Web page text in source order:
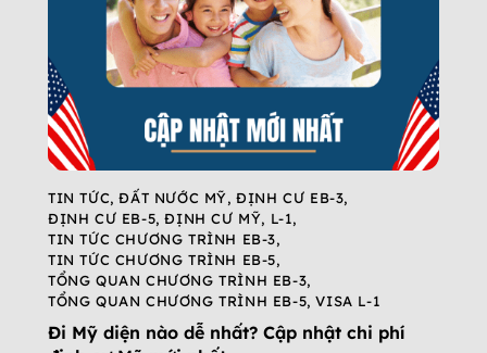
TIN TỨC,ĐẤT NƯỚC MỸ,ĐỊNH CƯ EB-3,
ĐỊNH CƯ EB-5,ĐỊNH CƯ MỸ, L-1,
TIN TỨC CHƯƠNG TRÌNH EB-3,
TIN TỨC CHƯƠNG TRÌNH EB-5,
TỔNG QUAN CHƯƠNG TRÌNH EB-3,
TỔNG QUAN CHƯƠNG TRÌNH EB-5,VISA L-1
Đi Mỹ diện nào dễ nhất? Cập nhật chi phí